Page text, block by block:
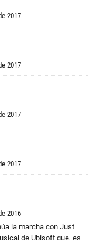
2017
2017
2017
2017
2016
la marcha con Just
de Ubisoft que, es